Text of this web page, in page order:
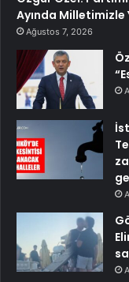
Ayında Milletimizle
Ağustos 7, 2026